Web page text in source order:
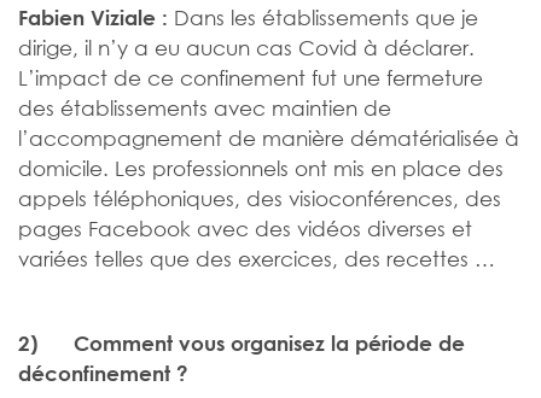
Fabien Viziale : Dans les établissements que je
dirige, il n’y a eu aucun cas Covid à déclarer.
L’impact de ce confinement fut une fermeture
des établissements avec maintien de
l’accompagnement de manière dématérialisée à
domicile. Les professionnels ont mis en place des
appels téléphoniques, des visioconférences, des
pages Facebook avec des vidéos diverses et
variées telles que des exercices, des recettes …
2) Comment vous organisez la période de
déconfinement ?